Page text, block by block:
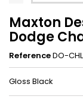
Maxton
Dodge
ReferenceDO-
Gloss Black